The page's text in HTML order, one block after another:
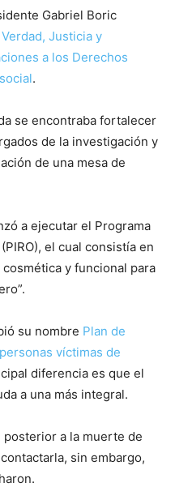
Gabriel Boric
Justicia y
a los Derechos
.
se encontraba fortalecer
de la investigación y
de una mesa de
a ejecutar el Programa
el cual consistía en
y funcional para
su nombre Plan de
víctimas de
diferencia es que el
a una más integral.
posterior a la muerte de
sin embargo,